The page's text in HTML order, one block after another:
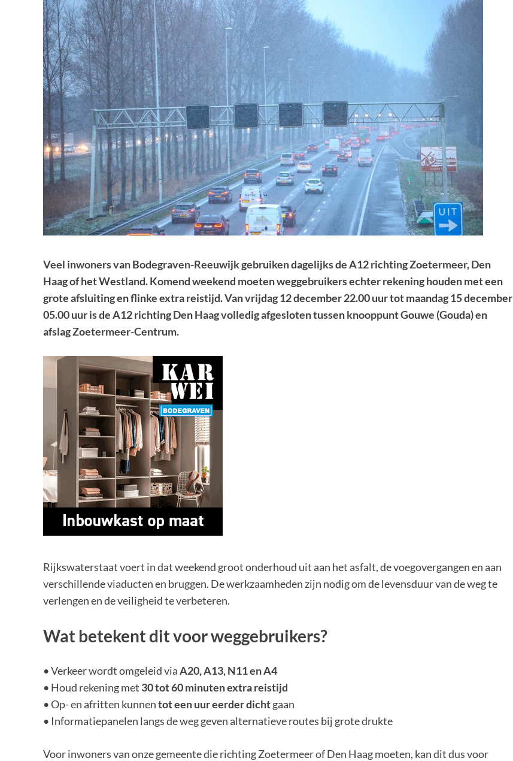
Veel inwoners van Bodegraven-Reeuwijk gebruiken dagelijks de A12 richting Zoetermeer, Den
Haag of het Westland. Komend weekend moeten weggebruikers echter rekening houden met een
grote afsluiting en flinke extra reistijd. Van vrijdag 12 december 22.00 uur tot maandag 15 december
05.00 uur is de A12 richting Den Haag volledig afgesloten tussen knooppunt Gouwe (Gouda) en
afslag Zoetermeer-Centrum.
Rijkswaterstaat voert in dat weekend groot onderhoud uit aan het asfalt, de voegovergangen en aan
verschillende viaducten en bruggen. De werkzaamheden zijn nodig om de levensduur van de weg te
verlengen en de veiligheid te verbeteren.
Wat betekent dit voor weggebruikers?
• Verkeer wordt omgeleid viaA20, A13, N11 en A4
• Houd rekening met 30 tot 60 minuten extra reistijd
• Op- en afritten kunnentot een uur eerder dichtgaan
• Informatiepanelen langs de weg geven alternatieve routes bij grote drukte
Voor inwoners van onze gemeente die richting Zoetermeer of Den Haag moeten, kan dit dus voor